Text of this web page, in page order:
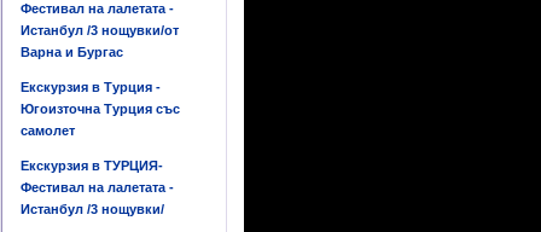
Фестивал на лалетата -
Истанбул /3 нощувки/от
Варна и Бургас
Екскурзия в Турция -
Югоизточна Турция със
самолет
Екскурзия в ТУРЦИЯ-
Фестивал на лалетата -
Истанбул /3 нощувки/